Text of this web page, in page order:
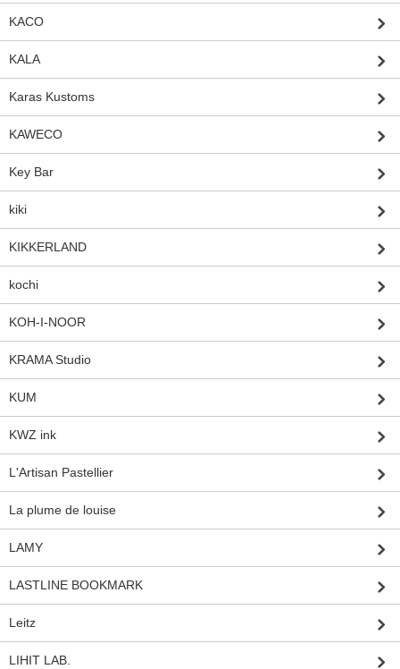
KACO
KALA
Karas Kustoms
KAWECO
Key Bar
kiki
KIKKERLAND
kochi
KOH-I-NOOR
KRAMA Studio
KUM
KWZ ink
L'Artisan Pastellier
La plume de louise
LAMY
LASTLINE BOOKMARK
Leitz
LIHIT LAB.